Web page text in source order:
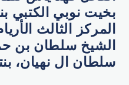
المركز الثالث
الشيخ سلطان بن
سلطان ال نهيان،